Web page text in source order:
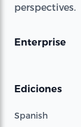
perspectives.
Enterprise
Ediciones
Spanish